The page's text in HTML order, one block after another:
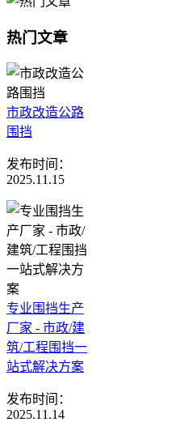
热门文章
市政改造公路
围挡
发布时间：
2025.11.15
专业围挡生产
厂家 - 市政/建
筑/工程围挡一
站式解决方案
发布时间：
2025.11.14